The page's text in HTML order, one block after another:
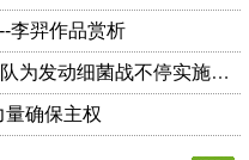
李羿作品赏析
俄罗斯解密文件揭示日军731部队为发动细菌战不停实施人体实验
确保主权